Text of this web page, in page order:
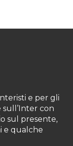
e per gli
con
sul presente,
e qualche